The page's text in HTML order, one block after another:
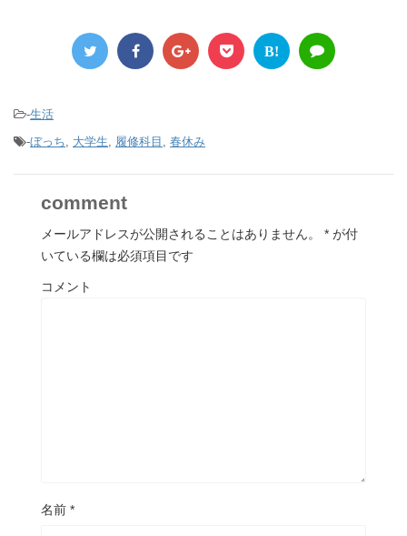
B!
-生活
-ぼっち, 大学生, 履修科目 , 春休み
comment
メールアドレスが公開されることはありません。 * が付
いている欄は必須項目です
コメント
名前 *